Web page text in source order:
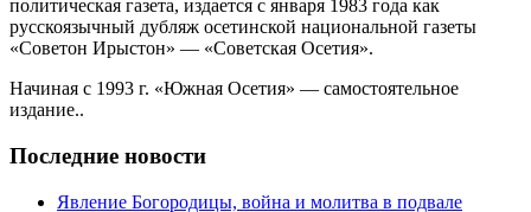
политическая газета, издается с января 1983 года как
русскоязычный дубляж осетинской национальной газеты
«Советон Ирыстон» — «Советская Осетия».
Начиная с 1993 г. «Южная Осетия» — самостоятельное
издание..
Последние новости
Явление Богородицы, война и молитва в подвале